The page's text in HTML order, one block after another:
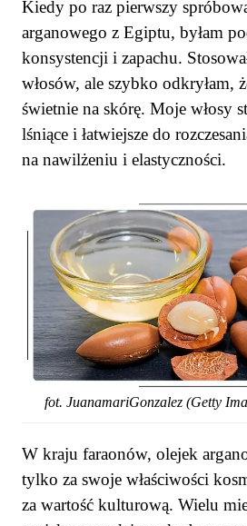
Kiedy po raz pierwszy
arganowego z Egiptu, byłam
konsystencji i zapachu.
włosów, ale szybko odkryłam,
świetnie na skórę. Moje włosy
lśniące i łatwiejsze do
na nawilżeniu i elastyczności.
fot. JuanamariGonzalez (Getty
W kraju faraonów, olejek
tylko za swoje właściwości
za wartość kulturową. Wielu